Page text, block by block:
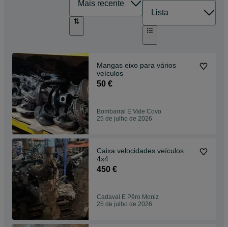
Mangas eixo para vários
veículos
50 €
Bombarral E Vale Covo
25 de julho de 2026
Caixa velocidades veículos
4x4
450 €
Cadaval E Pêro Moniz
25 de julho de 2026